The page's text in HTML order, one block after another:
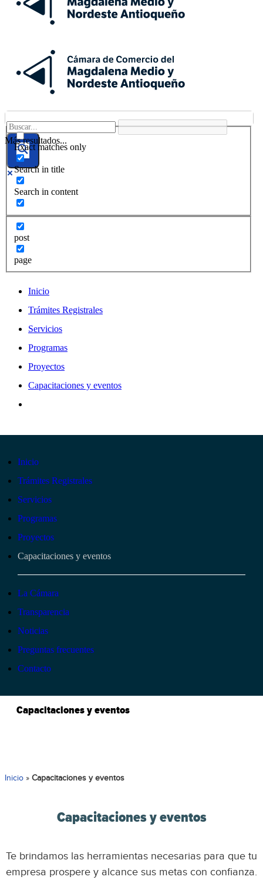
Más resultados...
Exact matches only
Search in title
Search in content
post
page
Inicio
Trámites Registrales
Servicios
Programas
Proyectos
Capacitaciones y eventos
Inicio
Trámites Registrales
Servicios
Programas
Proyectos
Capacitaciones y eventos
La Cámara
Transparencia
Noticias
Preguntas frecuentes
Contacto
Capacitaciones y eventos
Inicio » Capacitaciones y eventos
Capacitaciones y eventos
Te brindamos las herramientas necesarias para que tu
empresa prospere y alcance sus metas con confianza.